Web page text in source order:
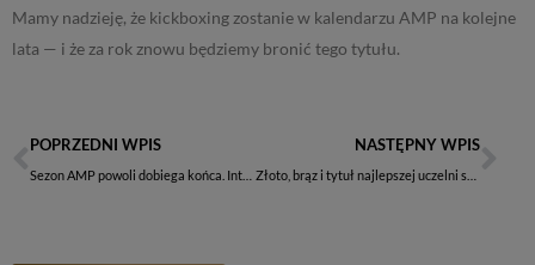
Mamy nadzieję, że kickboxing zostanie w kalendarzu AMP na kolejne
lata — i że za rok znowu będziemy bronić tego tytułu.
POPRZEDNI WPIS NASTĘPNY WPIS
Złoto, brąz i tytuł najlepszej uczelni sportowej w Polsce – AMP w jeździectwie